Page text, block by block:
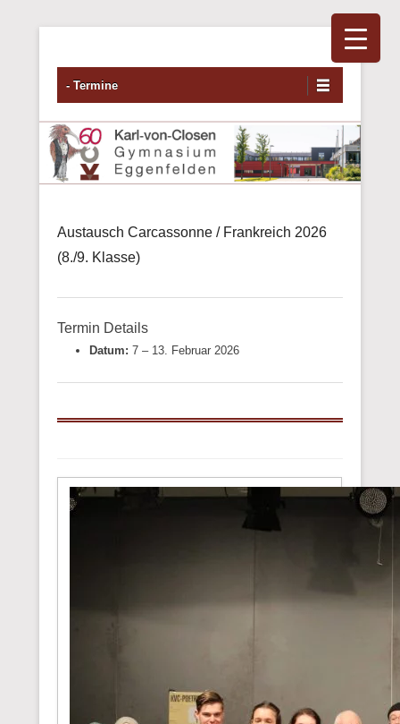
Primäres Menü
Zum Inhalt wechseln
- Termine
Austausch Carcassonne / Frankreich 2026
(8./9. Klasse)
Termin Details
Datum: 7 – 13. Februar 2026